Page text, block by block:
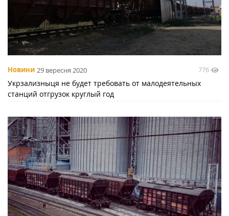
Новини 29 вересня 2020 776
Укрзализныця не будет требовать от малодеятельных
станций отгрузок круглый год